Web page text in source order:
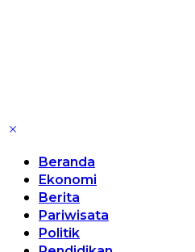
Beranda
Ekonomi
Berita
Pariwisata
Politik